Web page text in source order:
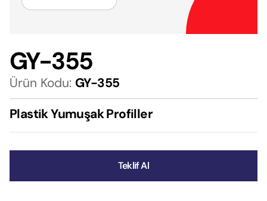
GY-355
Ürün Kodu: GY-355
Plastik Yumuşak Profiller
Teklif Al